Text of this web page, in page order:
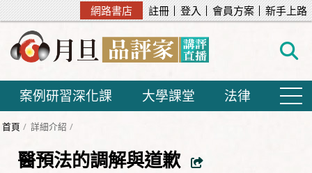
網路書店 註冊 登入 會員方案 新手上路
案例研習深化課 大學課堂 法律
首頁 詳細介紹
醫預法的調解與道歉